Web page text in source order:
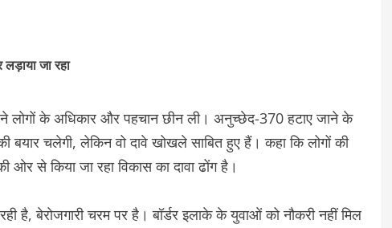
जा रहा
लोगों के अधिकार और पहचान छीन ली। अनुच्छेद-370 हटाए जाने के
बयार चलेगी, लेकिन वो दावे खोखले साबित हुए हैं। कहा कि लोगों की
ओर से किया जा रहा विकास का दावा ढोंग है।
है, बेरोजगारी चरम पर है। बॉर्डर इलाके के युवाओं को नौकरी नहीं मिल